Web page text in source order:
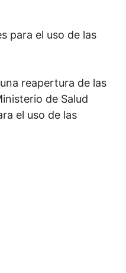
para el uso de las
reapertura de las
de Salud
el uso de las